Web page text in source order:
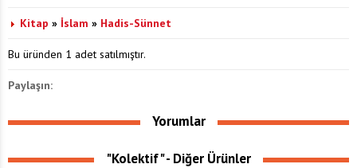
Kitap » İslam » Hadis-Sünnet
Bu üründen 1 adet satılmıştır.
Paylaşın:
Yorumlar
"Kolektif" - Diğer Ürünler